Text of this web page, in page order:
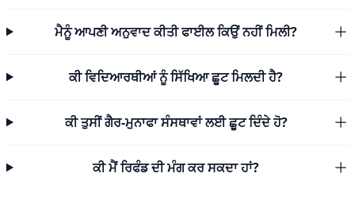
ਮੈਨੂੰ ਆਪਣੀ ਅਨੁਵਾਦ ਕੀਤੀ ਫਾਈਲ ਕਿਉਂ ਨਹੀਂ ਮਿਲੀ?
ਕੀ ਵਿਦਿਆਰਥੀਆਂ ਨੂੰ ਸਿੱਖਿਆ ਛੂਟ ਮਿਲਦੀ ਹੈ?
ਕੀ ਤੁਸੀਂ ਗੈਰ-ਮੁਨਾਫਾ ਸੰਸਥਾਵਾਂ ਲਈ ਛੂਟ ਦਿੰਦੇ ਹੋ?
ਕੀ ਮੈਂ ਰਿਫੰਡ ਦੀ ਮੰਗ ਕਰ ਸਕਦਾ ਹਾਂ?